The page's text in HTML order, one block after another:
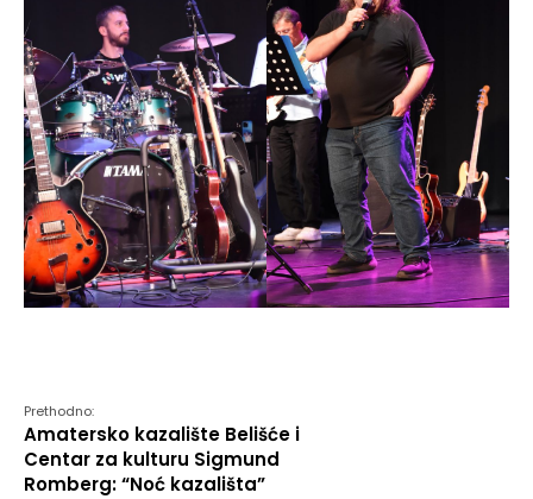
Prethodno:
Amatersko kazalište Belišće i
Centar za kulturu Sigmund
Romberg: “Noć kazališta”